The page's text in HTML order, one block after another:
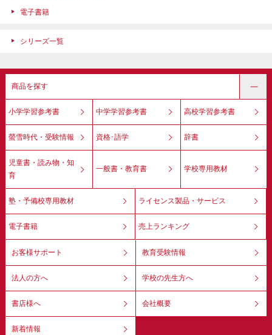
電子書籍
シリーズ一覧
商品を探す
小学学習参考書 中学学習参考書 高校学習参考書
螢雪時代・受験情報 資格･語学 辞書
児童書・読み物・知
育
一般書・教育書 学校専用教材
塾・予備校専用教材 ライセンス製品・サービス
電子書籍 売上ランキング
お客様サポート 教育受験情報
法人の方へ 学校の先生方へ
書店様へ 会社概要
新着情報